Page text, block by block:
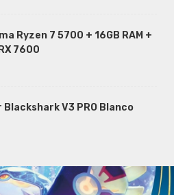
Ryzen 7 5700 + 16GB RAM +
7600
Blackshark V3 PRO Blanco